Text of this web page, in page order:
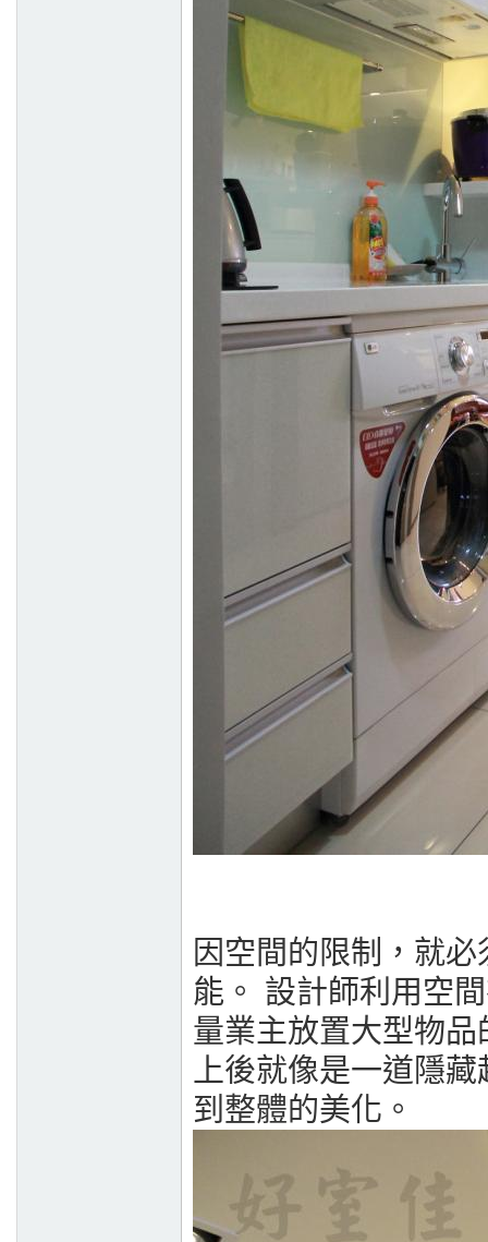
因空間的限制，就
能。 設計師利用空
量業主放置大型物
上後就像是一道隱
到整體的美化。